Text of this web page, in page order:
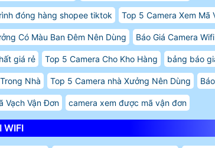
đóng hàng shopee tiktok Top 5 Camera Xem Mã
Có Màu Ban Đêm Nên Dùng Báo Giá Camera
giá rẻ Top 5 Camera Cho Kho Hàng bảng báo
Nhà Top 5 Camera nhà Xưởng Nên Dùng
Vạch Vận Đơn camera xem được mã vận đơn
WIFI